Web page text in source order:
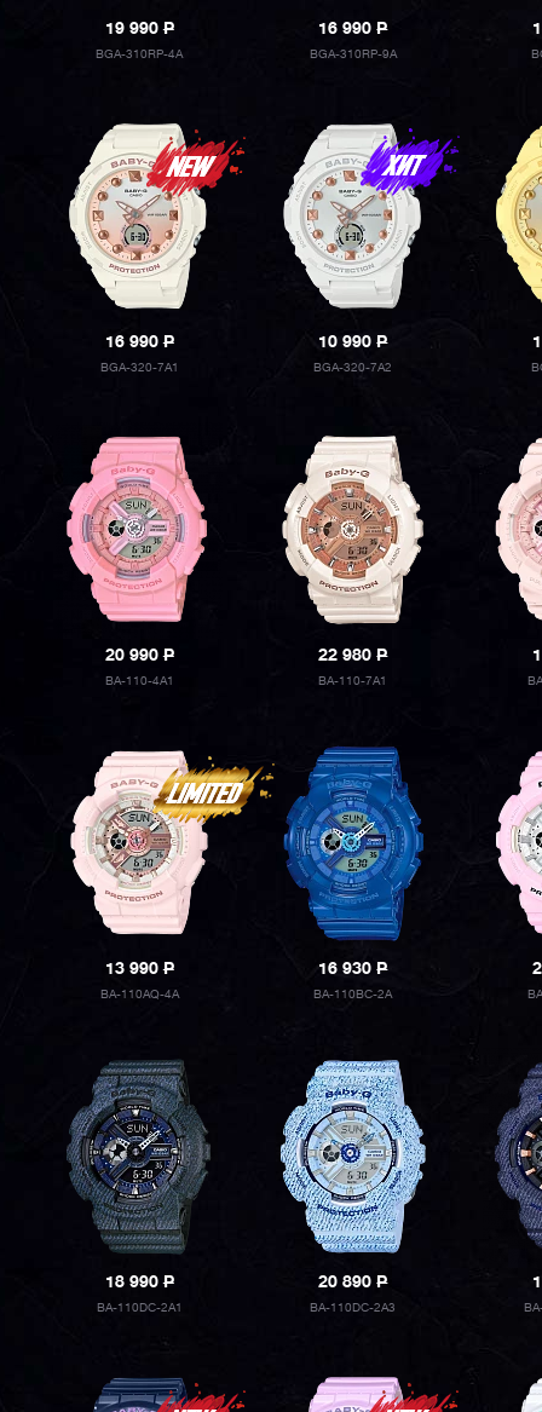
19 990P
BGA-310RP-4A
16 990P
BGA-310RP-9A
16 990P
BGA-320-7A1
10 990P
BGA-320-7A2
20 990P
BA-110-4A1
22 980P
BA-110-7A1
13 990P
BA-110AQ-4A
16 930P
BA-110BC-2A
18 990P
BA-110DC-2A1
20 890P
BA-110DC-2A3